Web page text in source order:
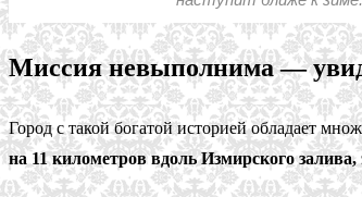
Миссия невыполнима —
Город с такой богатой историей обладает
на 11 километров вдоль Измирского